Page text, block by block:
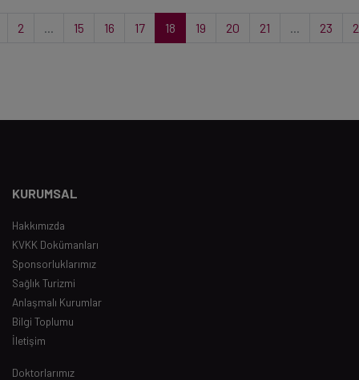
2 ... 15 16 17 18 19 20 21 ... 23
KURUMSAL
Hakkımızda
KVKK Dokümanları
Sponsorluklarımız
Sağlık Turizmi
Anlaşmalı Kurumlar
Bilgi Toplumu
İletişim
Doktorlarımız